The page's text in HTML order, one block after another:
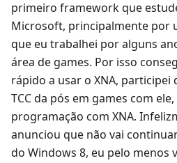
primeiro framework que
Microsoft, principalmente por
que eu trabalhei por alguns
área de games. Por isso
rápido a usar o XNA, participei
TCC da pós em games com
programação com XNA.
anunciou que não vai
do Windows 8, eu pelo menos